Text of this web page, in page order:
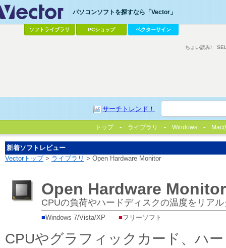
パソコンソフトを探すなら「Vector」
ソフトライブラリ PCショップ ベクターサイン
サーチトレンド！
ちょい読み!
トップ ライブラリ Windows
新着ソフトレビュー
Vectorトップ> ライブラリ > Open Hardware Monitor
Open Hardware Monitor
CPUの負荷やハードディスクの温度をリア
■Windows 7/Vista/XP ■フリーソフト
CPUやグラフィックカード、ハ